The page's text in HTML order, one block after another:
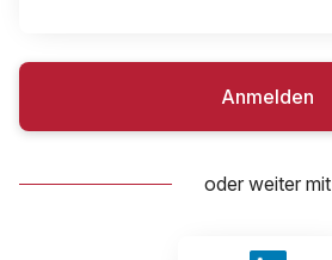
Anmelden
oder weiter mit